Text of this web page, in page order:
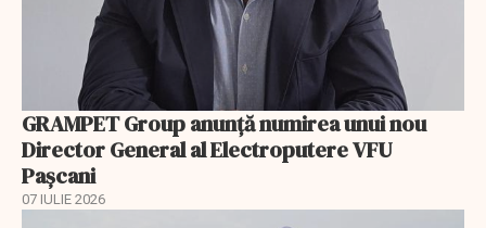
GRAMPET Group anunță numirea unui nou
Director General al Electroputere VFU
Pașcani
07 IULIE 2026